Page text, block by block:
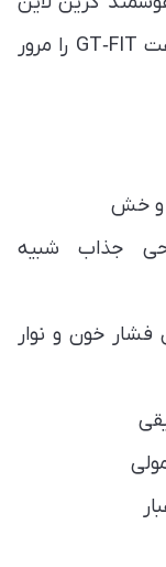
GT-FIT، بیایید نقاط قوت و ضعف ساعت GT‑FIT را مرور
و خش
جذاب شبیه
خون و نوار